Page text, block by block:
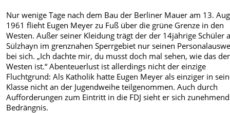
Nur wenige Tage nach dem Bau der Berliner Mauer am 13.
1961 flieht Eugen Meyer zu Fuß über die grüne Grenze in den
Westen. Außer seiner Kleidung trägt der der 14jährige Schüler
Sülzhayn im grenznahen Sperrgebiet nur seinen
bei sich. „Ich dachte mir, du musst doch mal sehen, wie das
Westen ist.“ Abenteuerlust ist allerdings nicht der einzige
Fluchtgrund: Als Katholik hatte Eugen Meyer als einziger in
Klasse nicht an der Jugendweihe teilgenommen. Auch durch
Aufforderungen zum Eintritt in die FDJ sieht er sich
Bedrängnis.